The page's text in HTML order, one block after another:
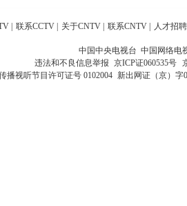
联系CCTV 关于CNTV 联系CNTV 人才招聘
中国中央电视台 中国网络电
违法和不良信息举报 京ICP证060535号
播视听节目许可证号 0102004 新出网证（京）